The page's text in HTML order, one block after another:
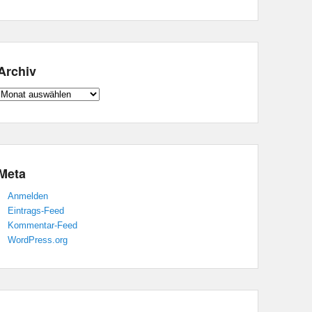
Anmelden
Eintrags-Feed
Kommentar-Feed
WordPress.org